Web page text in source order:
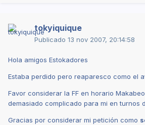
tokyiquique
Publicado 13 nov 2007, 20:14:58
Hola amigos Estokadores
Estaba perdido pero reaparesco como el
Favor considerar la FF en horario
demasiado complicado para mi en turnos
Gracias por considerar mi petición como